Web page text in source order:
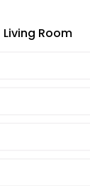
Living Room